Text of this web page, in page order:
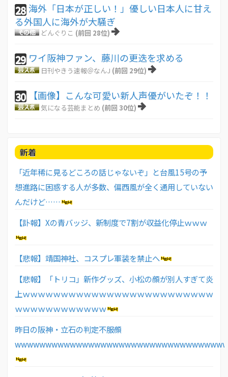
28 海外「日本が正しい！」優しい日本人に甘え
る外国人に海外が大騒ぎ
どんぐりこ (前回 28位)
29 ワイ阪神ファン、藤川の更迭を求める
日刊やきう速報＠なんJ (前回 29位)
30 【画像】こんな可愛い新人声優がいたぞ！！
気になる芸能まとめ (前回 30位)
新着
「近年稀に見るどころの話じゃないぞ」と台風15号の予
想進路に困惑する人が多数、偏西風が全く通用していない
んだけど……
【訃報】Xの青バッジ、新制度で7割が収益化停止ｗｗｗ
【悲報】靖国神社、コスプレ軍装を禁止へ
【悲報】「トリコ」新作グッズ、小松の顔が別人すぎて炎
上ｗｗｗｗｗｗｗｗｗｗｗｗｗｗｗｗｗｗｗｗｗｗｗｗｗ
ｗｗｗｗｗｗｗｗｗｗｗｗ
昨日の阪神・立石の判定不服顔